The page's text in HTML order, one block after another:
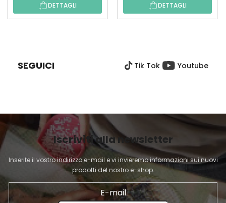
DETTAGLI DETTAGLI
G
N
A
SEGUICI Tik Tok Youtube
Iscriviti alla newsletter
Inserite il vostro indirizzo e-mail e vi invieremo informazioni sui nuovi
prodotti del nostro e-shop.
E-mail